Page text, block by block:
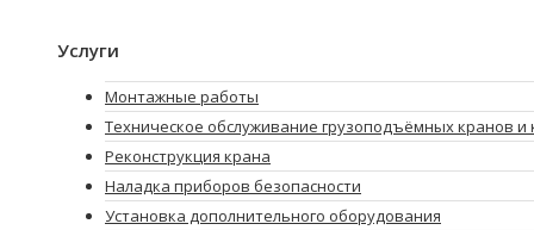
Услуги
Монтажные работы
Техническое обслуживание грузоподъёмных кранов и
Реконструкция крана
Наладка приборов безопасности
Установка дополнительного оборудования